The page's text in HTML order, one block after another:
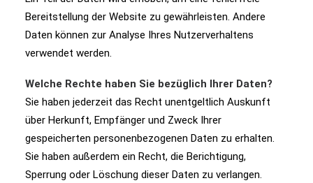
Bereitstellung der Website zu gewährleisten. Andere
Daten können zur Analyse Ihres Nutzerverhaltens
verwendet werden.
Welche Rechte haben Sie bezüglich Ihrer Daten?
Sie haben jederzeit das Recht unentgeltlich Auskunft
über Herkunft, Empfänger und Zweck Ihrer
gespeicherten personenbezogenen Daten zu erhalten.
Sie haben außerdem ein Recht, die Berichtigung,
Sperrung oder Löschung dieser Daten zu verlangen.